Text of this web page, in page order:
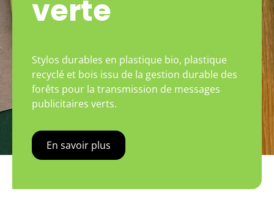
verte
Stylos durables en plastique bio, plastique
recyclé et bois issu de la gestion durable des
forêts pour la transmission de messages
publicitaires verts.
En savoir plus